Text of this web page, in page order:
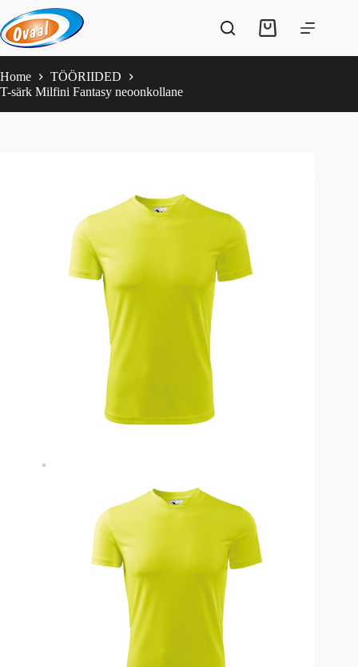
to
content
Shopping
Home
TÖÖRIIDED
T-särk Milfini Fantasy neoonkollane